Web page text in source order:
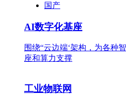
国产
AI数字化基座
围绕“云边端‘架构，为各种
座和算力支撑
工业物联网